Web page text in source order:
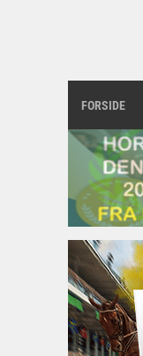
FORSIDE